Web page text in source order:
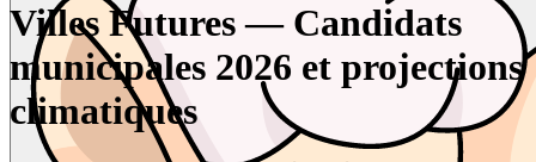
Villes Futures — Candidats
municipales 2026 et projections
climatiques